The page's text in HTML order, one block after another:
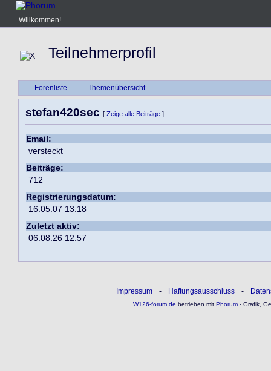
Willkommen!
Teilnehmerprofil
Forenliste Themenübersicht
stefan420sec [ Zeige alle Beiträge ]
Email:
versteckt
Beiträge:
712
Registrierungsdatum:
16.05.07 13:18
Zuletzt aktiv:
06.08.26 12:57
Impressum - Haftungsausschluss -
W126-forum.de betrieben mitPhorum- Grafik,